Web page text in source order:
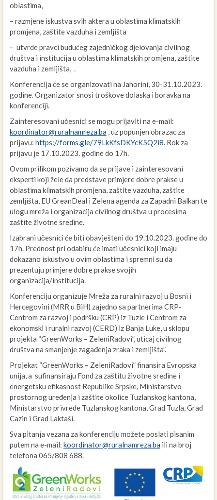
oblastima,
– razmjene iskustva svih aktera u oblastima klimatskih
promjena, zaštite vazduha i zemljišta
– utvrde pravci budućeg zajedničkog djelovanja civilnog
društva i institucija u oblastima klimatskih promjena, zaštite
vazduha i zemljišta, .
Konferencija će se organizovati na Jahorini, 30-31.10.2023.
godine. Organizator snosi troškove dolaska i boravka na
konferenciji.
Zainteresovani učesnici se mogu prijaviti na e-mail:
koordinator@ruralnamreza.ba , uz popunjen obrazac za
prijavu: https://forms.gle/79LkKfsDKYcK5Q2i8. Rok za
prijavu je 17.10.2023. godine do 17h.
Ovom prilikom pozivamo da se prijave i zainteresovani
eksperti koji žele da predstave primjere dobre prakse u
oblastima klimatskih promjena, zaštite vazduha, zaštite
zemljišta, EU GreanDeal i Zelena agenda za Zapadni Balkan te
ulogu mreža i organizacija civilnog društva u procesima
zaštite životne sredine.
Izabrani učesnici će biti obavješteni do 19.10.2023. godine do
17h. Prednost pri odabiru će imati učesnici koji imaju
dokazano iskustvo u ovim oblastima i spremni su da
prezentuju primjere dobre prakse svojih
organizacija/institucija.
Konferenciju organizuje Mreža za ruralni razvoj u Bosni i
Hercegovini (MRR u BiH) zajedno sa partnerima CRP-
Centrom za razvoj i podršku (CRP) iz Tuzle i Centrom za
ekonomski i ruralni razvoj (CERD) iz Banja Luke, u sklopu
projekta “GreenWorks – ZeleniRadovi”, uticaj civilnog
društva na smanjenje zagađenja zraka i zemljišta”.
Projekat “GreenWorks – ZeleniRadovi” finansira Evropska
unija, a sufinansiraju Fond za zaštitu životne sredine i
energetsku efikasnost Republike Srpske, Ministarstvo
prostornog uređenja i zaštite okolice Tuzlanskog kantona,
Ministarstvo privrede Tuzlanskog kantona, Grad Tuzla, Grad
Cazin i Grad Laktaši.
Sva pitanja vezana za konferenciju možete poslati pisanim
putem na e-mail: koordinator@ruralnamreza.ba ili na broj
telefona 065/808 688.